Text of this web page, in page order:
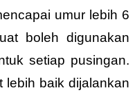
umur lebih 6
boleh digunakan
setiap pusingan.
lebih baik dijalankan